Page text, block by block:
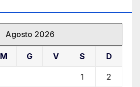
Agosto 2026
M G V S D
1 2